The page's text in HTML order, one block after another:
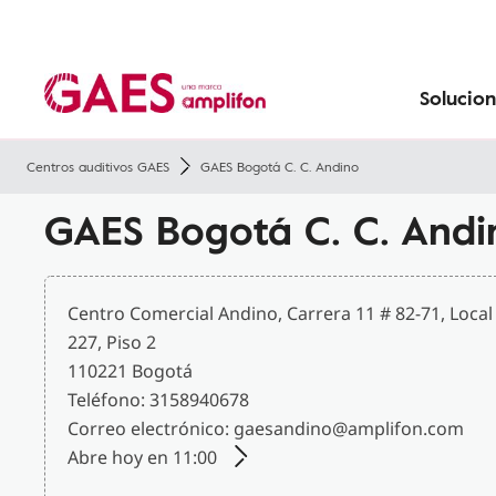
Pérdida de audición en niños
Centros auditivos GAES GAES Bogotá C. C. Andino
GAES Bogotá C. C.
Centro Comercial Andino, Carrera 11 # 82-71, Local
227, Piso 2
110221 Bogotá
Teléfono: 3158940678
Correo electrónico: gaesandino@amplifon.com
Abre hoy en 11:00